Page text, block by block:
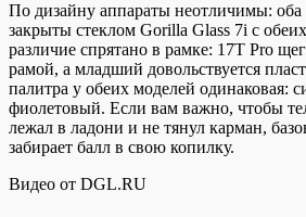
По дизайну аппараты неотличимы: оба
закрыты стеклом Gorilla Glass 7i с
различие спрятано в рамке: 17T Pro
рамой, а младший довольствуется
палитра у обеих моделей одинаковая:
фиолетовый. Если вам важно, чтобы
лежал в ладони и не тянул карман,
забирает балл в свою копилку.
Видео от DGL.RU